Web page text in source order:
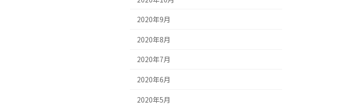
2020年9月
2020年8月
2020年7月
2020年6月
2020年5月